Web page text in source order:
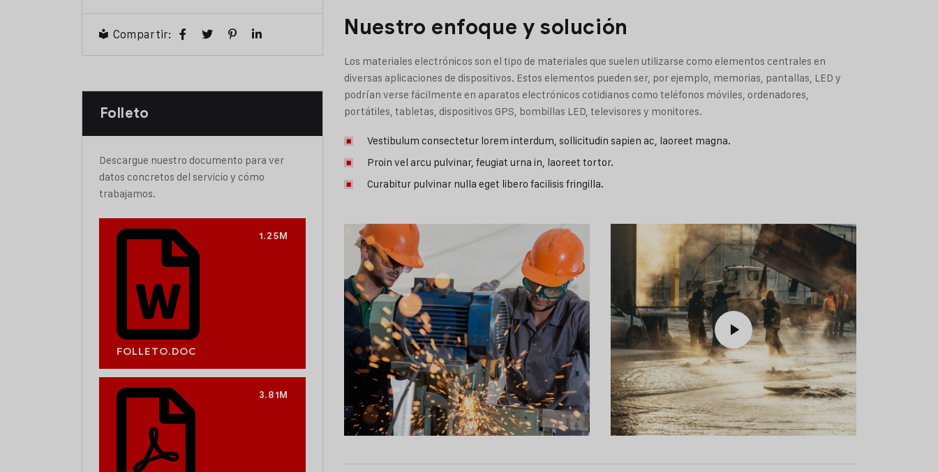
Compartir:
Folleto
Descargue nuestro documento para ver
datos concretos del servicio y cómo
trabajamos.
FOLLETO.DOC
1.25M
3.81M
Nuestro enfoque y solución
Los materiales electrónicos son el tipo de materiales que suelen utilizarse como elementos centrales en
diversas aplicaciones de dispositivos. Estos elementos pueden ser, por ejemplo, memorias, pantallas, LED y
podrían verse fácilmente en aparatos electrónicos cotidianos como teléfonos móviles, ordenadores,
portátiles, tabletas, dispositivos GPS, bombillas LED, televisores y monitores.
Vestibulum consectetur lorem interdum, sollicitudin sapien ac, laoreet magna.
Proin vel arcu pulvinar, feugiat urna in, laoreet tortor.
Curabitur pulvinar nulla eget libero facilisis fringilla.